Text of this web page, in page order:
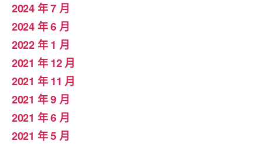
2024 年 7 月
2024 年 6 月
2022 年 1 月
2021 年 12 月
2021 年 11 月
2021 年 9 月
2021 年 6 月
2021 年 5 月